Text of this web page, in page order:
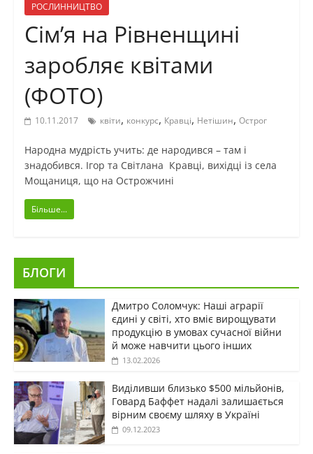
РОСЛИННИЦТВО
Сім’я на Рівненщині
заробляє квітами
(ФОТО)
10.11.2017 квіти, конкурс, Кравці, Нетішин, Острог
Народна мудрість учить: де народився – там і
знадобився. Ігор та Світлана Кравці, вихідці із села
Мощаниця, що на Острожчині
Більше...
БЛОГИ
Дмитро Соломчук: Наші аграрії
єдині у світі, хто вміє вирощувати
продукцію в умовах сучасної війни
й може навчити цього інших
13.02.2026
Виділивши близько $500 мільйонів,
Говард Баффет надалі залишається
вірним своєму шляху в Україні
09.12.2023